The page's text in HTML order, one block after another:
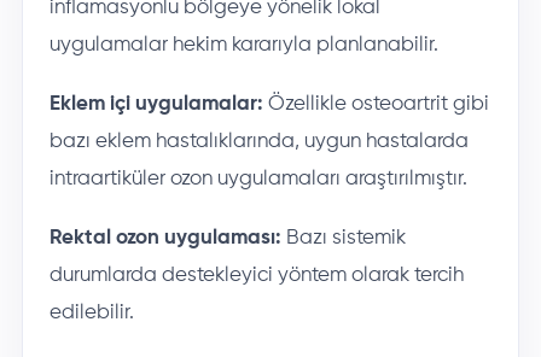
inflamasyonlu bölgeye yönelik lokal
uygulamalar hekim kararıyla planlanabilir.
Eklem içi uygulamalar: Özellikle osteoartrit gibi
bazı eklem hastalıklarında, uygun hastalarda
intraartiküler ozon uygulamaları araştırılmıştır.
Rektal ozon uygulaması: Bazı sistemik
durumlarda destekleyici yöntem olarak tercih
edilebilir.